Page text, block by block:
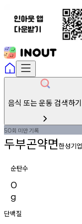
음식 또는 운동 검색하기
50회 미만기록
두부곤약면한성기업
순탄수
0
g
단백질